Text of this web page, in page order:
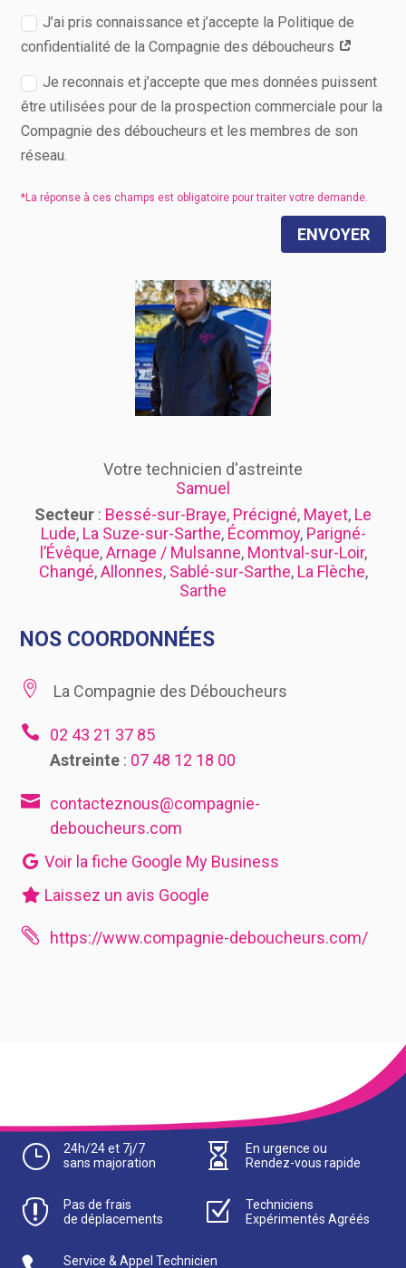
J’ai pris connaissance et j’accepte la Politique de
confidentialité de la Compagnie des déboucheurs
Je reconnais et j’accepte que mes données puissent
être utilisées pour de la prospection commerciale pour la
Compagnie des déboucheurs et les membres de son
réseau.
ENVOYER
Votre technicien d'astreinte
Samuel
Secteur : Bessé-sur-Braye, Précigné, Mayet, Le
Lude, La Suze-sur-Sarthe, Écommoy, Parigné-
l’Évêque,Arnage / Mulsanne, Montval-sur-Loir,
Changé,Allonnes, Sablé-sur-Sarthe, La Flèche,
Sarthe
NOS COORDONNÉES
 La Compagnie des Déboucheurs

02 43 21 37 85
Astreinte: 07 48 12 18 00
 contacteznous@compagnie-
deboucheurs.com
Voir la fiche Google My Business
Laissez un avis Google
 https://www.compagnie-deboucheurs.com/
}
24h/24 et 7j/7
sans majoration

En urgence ou
Rendez-vous rapide

Pas de frais
de déplacements
Z
Techniciens
Expérimentés Agréés
Service & Appel Technicien